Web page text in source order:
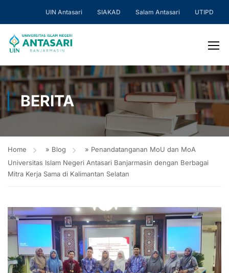
UIN Antasari SIAKAD Salam Antasari UTIPD
BERITA
Home » Blog » Penandatanganan MoU dan MoA
Universitas Islam Negeri Antasari Banjarmasin dengan Berbagai
Mitra Kerja Sama di Kalimantan Selatan